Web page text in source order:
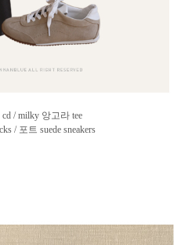
cd /milky 앙고라 tee
/ 포트 suede sneakers